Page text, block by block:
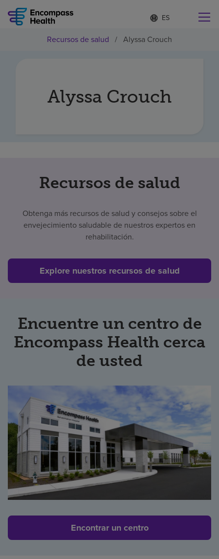
Lista
de
idiomas
d
o
e
Encuentre una localidad cerca de usted
Por qué debe elegirnos
Recursos de salud
Acerca de nosotros
Recursos de salud / Alyssa Crouch
Alyssa Crouch
Recursos de salud
Obtenga más recursos de salud y consejos sobre el
envejecimiento saludable de nuestros expertos en
rehabilitación.
Explore nuestros recursos de salud
Encuentre un centro de
Encompass Health cerca
de usted
Encontrar un centro